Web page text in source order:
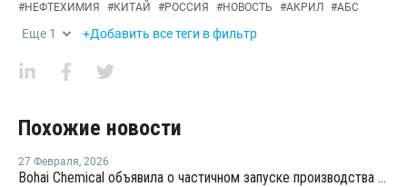
#НЕФТЕХИМИЯ #КИТАЙ #РОССИЯ #НОВОСТЬ #АКРИЛ #АБС
Еще 1 +Добавить все теги в фильтр
Похожие новости
27 Февраля, 2026
Bohai Chemical объявила о частичном запуске производства акрилатов и суперабсорбирующих полимеров